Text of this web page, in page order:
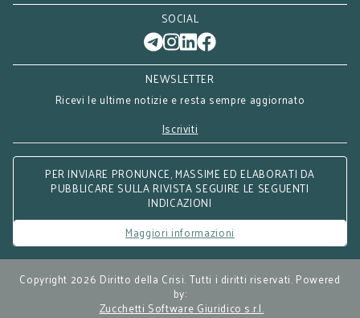
SOCIAL
NEWSLETTER
Ricevi le ultime notizie e resta sempre aggiornato
Iscriviti
PER INVIARE PRONUNCE, MASSIME ED ELABORATI DA
PUBBLICARE SULLA RIVISTA SEGUIRE LE SEGUENTI
INDICAZIONI
Maggiori informazioni
Copyright 2026 Diritto della Crisi. Tutti i diritti riservati. Powered
by:
Zucchetti Software Giuridico s.r.l.